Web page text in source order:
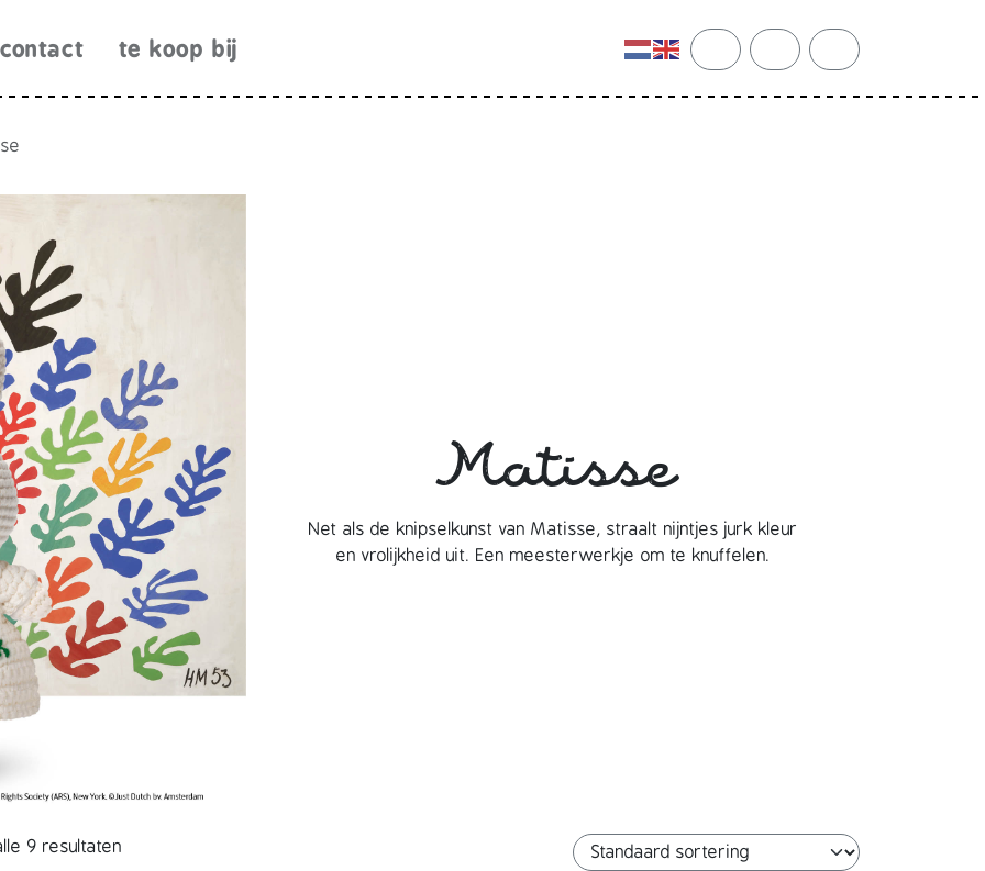
contact te koop bij
search accountcart
Matisse
Net als de knipselkunst van Matisse, straalt nijntjes jurk kleur
en vrolijkheid uit. Een meesterwerkje om te knuffelen.
9 resultaten